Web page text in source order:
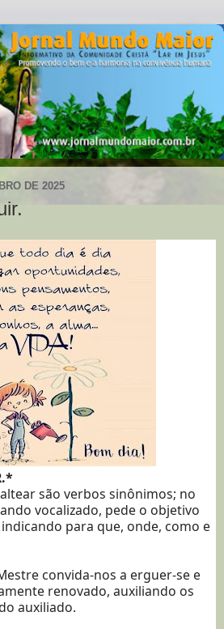
DE 2025
são verbos sinônimos; no
vocalizado, pede o objetivo
para que, onde, como e
convida-nos a erguer-se e
renovado, auxiliando os
auxiliado.